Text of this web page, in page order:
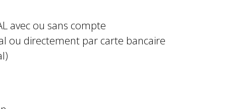
avec ou sans compte
ou directement par carte bancaire